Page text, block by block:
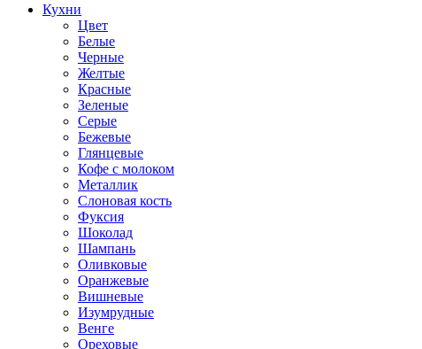
Кухни
Цвет
Белые
Черные
Желтые
Красные
Зеленые
Серые
Бежевые
Глянцевые
Кофе с молоком
Металлик
Слоновая кость
Фуксия
Шоколад
Шампань
Оливковые
Оранжевые
Вишневые
Изумрудные
Венге
Ореховые